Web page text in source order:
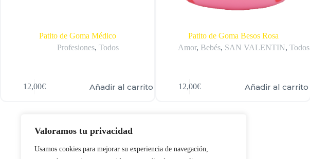
Valoramos tu privacidad
Usamos cookies para mejorar su experiencia de navegación,
Patito de Goma Médico
Profesiones,Todos
12,00€ Añadir al carrito
Patito de Goma Besos Rosa
Amor, Bebés, SAN VALENTIN, Todos
12,00€ Añadir al carrito